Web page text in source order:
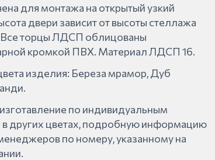
для монтажа на открытый узкий
двери зависит от высоты стеллажа
Все торцы ЛДСП облицованы
кромкой ПВХ. Материал ЛДСП 16.
изделия: Береза мрамор, Дуб
по индивидуальным
в других цветах, подробную информацию
по номеру, указанному на